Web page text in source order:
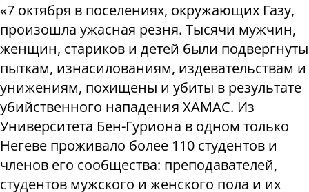
«7 октября в поселениях, окружающих Газу,
произошла ужасная резня. Тысячи мужчин,
женщин, стариков и детей были подвергнуты
пыткам, изнасилованиям, издевательствам и
унижениям, похищены и убиты в результате
убийственного нападения ХАМАС. Из
Университета Бен-Гуриона в одном только
Негеве проживало более 110 студентов и
членов его сообщества: преподавателей,
студентов мужского и женского пола и их